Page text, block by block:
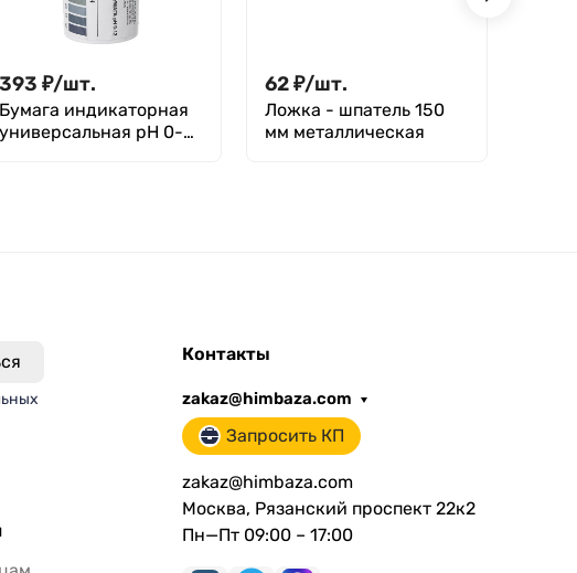
393 ₽/шт.
Бумага индикаторная
универсальная рН 0-
62₽/шт.
Ложка - шпатель 150
мм металлическая
Контакты
zakaz@himbaza.com
Запросить КП
zakaz@himbaza.com
Москва, Рязанский проспект 22к2
Пн—Пт 09:00 – 17:00